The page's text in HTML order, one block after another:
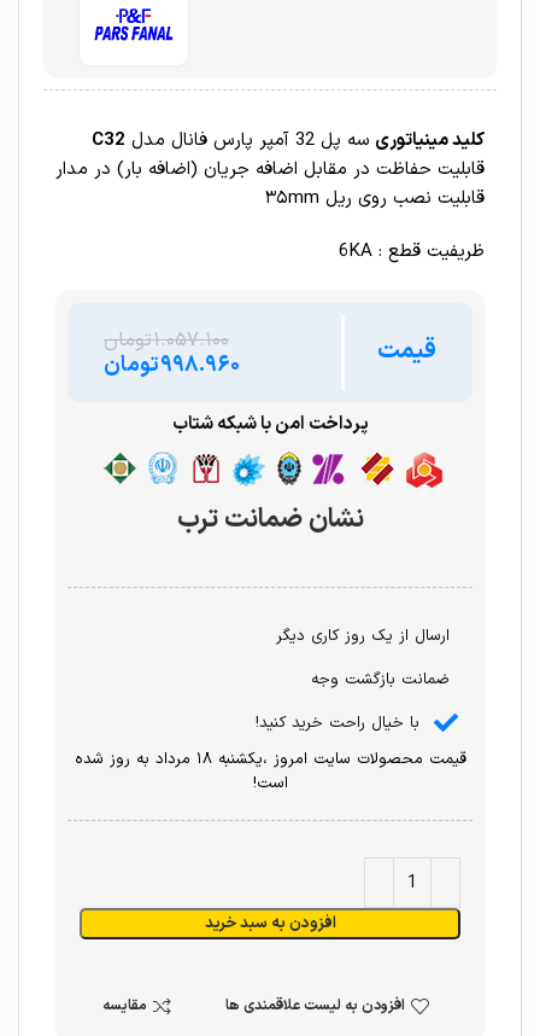
کلید مینیاتوری سه پل 32 آمپر پارس فانال مدل
C32
قابليت حفاظت در مقابل اضافه جريان (اضافه بار) در مدار
قابلیت نصب روی ریل ۳۵mm
ظریفیت قطع : 6KA
قیمت ۱.۰۵۷.۱۰۰تومان
۹۹۸.۹۶۰تومان
پرداخت امن با شبکه شتاب
نشان ضمانت ترب
ارسال از یک روز کاری دیگر
ضمانت بازگشت وجه
با خیال راحت خرید کنید!
قیمت محصولات سایت امروز ،یکشنبه ۱۸ مرداد به روز شده
است!
افزودن به سبد خرید
افزودن به لیست علاقمندی ها مقایسه